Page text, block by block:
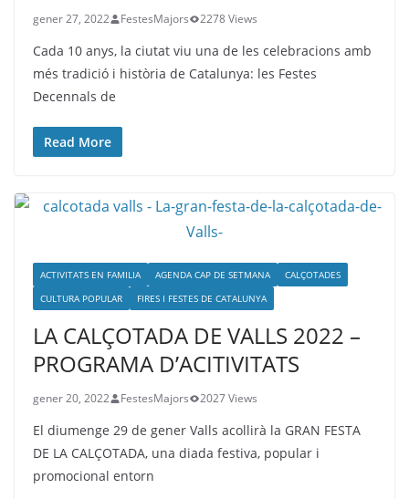
gener 27, 2022 FestesMajors 2278 Views
Cada 10 anys, la ciutat viu una de les celebracions amb
més tradició i història de Catalunya: les Festes
Decennals de
Read More
ACTIVITATS EN FAMILIA AGENDA CAP DE SETMANA
CALÇOTADES
CULTURA POPULAR
FIRES I FESTES DE CATALUNYA
LA CALÇOTADA DE VALLS 2022 –
PROGRAMA D’ACITIVITATS
gener 20, 2022 FestesMajors 2027 Views
El diumenge 29 de gener Valls acollirà la GRAN FESTA
DE LA CALÇOTADA, una diada festiva, popular i
promocional entorn